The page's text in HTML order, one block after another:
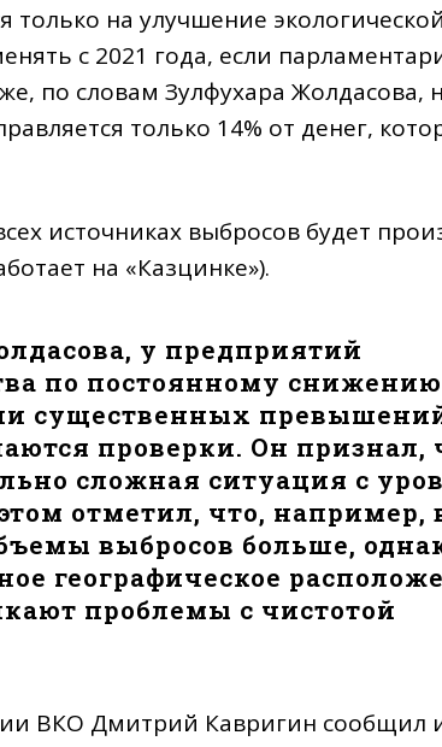
только на улучшение
с 2021 года, если
по словам Зулфухара Жолдасова,
только 14% от денег,
источниках выбросов будет
на «Казцинке»).
у предприятий
по постоянному снижению
существенных
проверки. Он признал,
сложная ситуация с
отметил, что, например,
выбросов больше,
географическое
проблемы с чистотой
ВКО Дмитрий Кавригин сообщил